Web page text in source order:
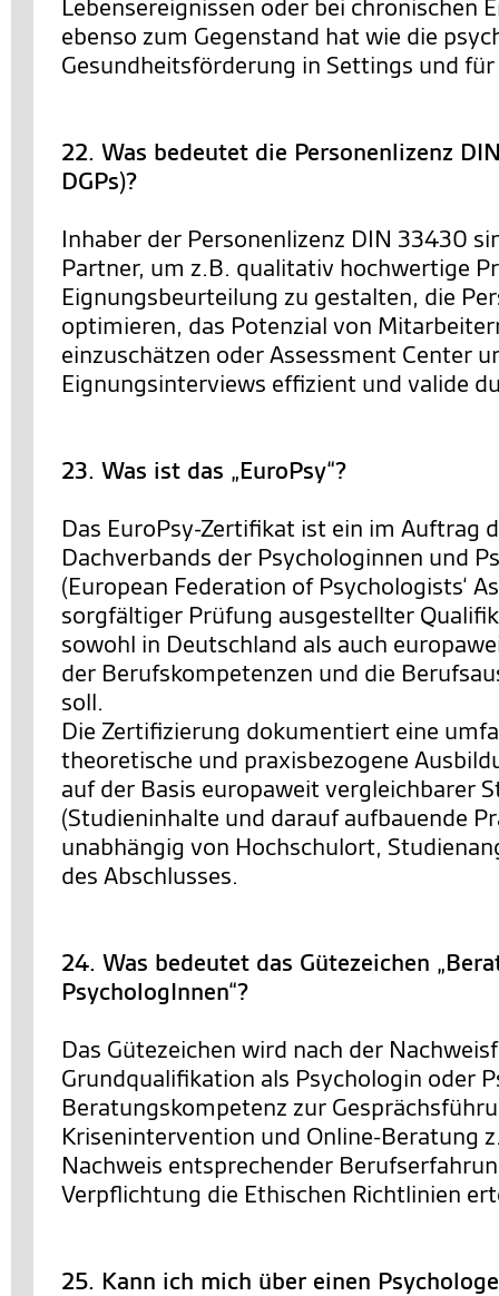
Lebensereignissen oder bei chronischen
ebenso zum Gegenstand hat wie die
Gesundheitsförderung in Settings und
22. Was bedeutet die Personenlizenz
DGPs)?
Inhaber der Personenlizenz DIN 33430
Partner, um z.B. qualitativ hochwertige
Eignungsbeurteilung zu gestalten, die
optimieren, das Potenzial von
einzuschätzen oder Assessment Center
Eignungsinterviews effizient und valide
23. Was ist das „EuroPsy“?
Das EuroPsy-Zertifikat ist ein im Auftrag
Dachverbands der Psychologinnen und
(European Federation of Psychologists‘
sorgfältiger Prüfung ausgestellter
sowohl in Deutschland als auch
der Berufskompetenzen und die
soll.
Die Zertifizierung dokumentiert eine
theoretische und praxisbezogene
auf der Basis europaweit vergleichbarer
(Studieninhalte und darauf aufbauende
unabhängig von Hochschulort,
des Abschlusses.
24. Was bedeutet das Gütezeichen
PsychologInnen“?
Das Gütezeichen wird nach der
Grundqualifikation als Psychologin oder
Beratungskompetenz zur
Krisenintervention und Online-Beratung
Nachweis entsprechender
Verpflichtung die Ethischen Richtlinien
25. Kann ich mich über einen